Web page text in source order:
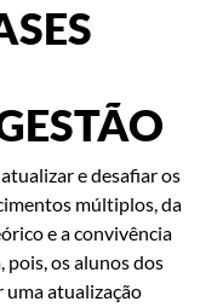
e desafiar os
múltiplos, da
e a convivência
pois, os alunos dos
uma atualização